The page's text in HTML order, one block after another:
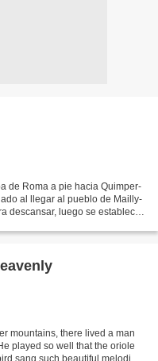
de Roma a pie hacia Quimper-
al llegar al pueblo de Mailly-
descansar, luego se estableció
mountains, there lived a man
played so well that the oriole
sang such beautiful melodies